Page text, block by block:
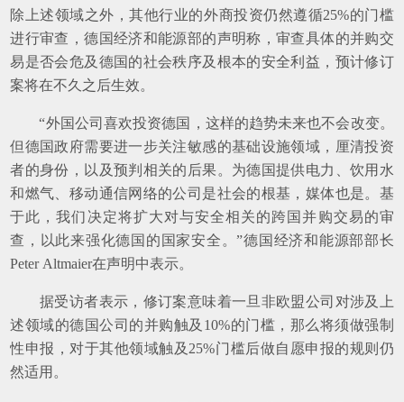
除上述领域之外，其他行业的外商投资仍然遵循25%的门槛
进行审查，德国经济和能源部的声明称，审查具体的并购交
易是否会危及德国的社会秩序及根本的安全利益，预计修订
案将在不久之后生效。
“外国公司喜欢投资德国，这样的趋势未来也不会改变。
但德国政府需要进一步关注敏感的基础设施领域，厘清投资
者的身份，以及预判相关的后果。为德国提供电力、饮用水
和燃气、移动通信网络的公司是社会的根基，媒体也是。基
于此，我们决定将扩大对与安全相关的跨国并购交易的审
查，以此来强化德国的国家安全。”德国经济和能源部部长
Peter Altmaier在声明中表示。
据受访者表示，修订案意味着一旦非欧盟公司对涉及上
述领域的德国公司的并购触及10%的门槛，那么将须做强制
性申报，对于其他领域触及25%门槛后做自愿申报的规则仍
然适用。